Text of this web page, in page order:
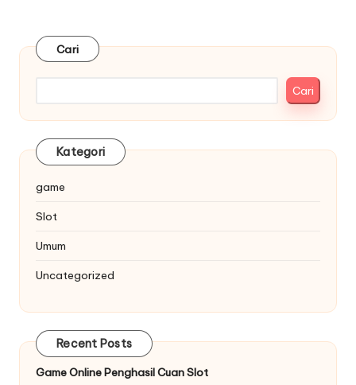
Cari
Cari
Kategori
game
Slot
Umum
Uncategorized
Recent Posts
Game Online Penghasil Cuan Slot